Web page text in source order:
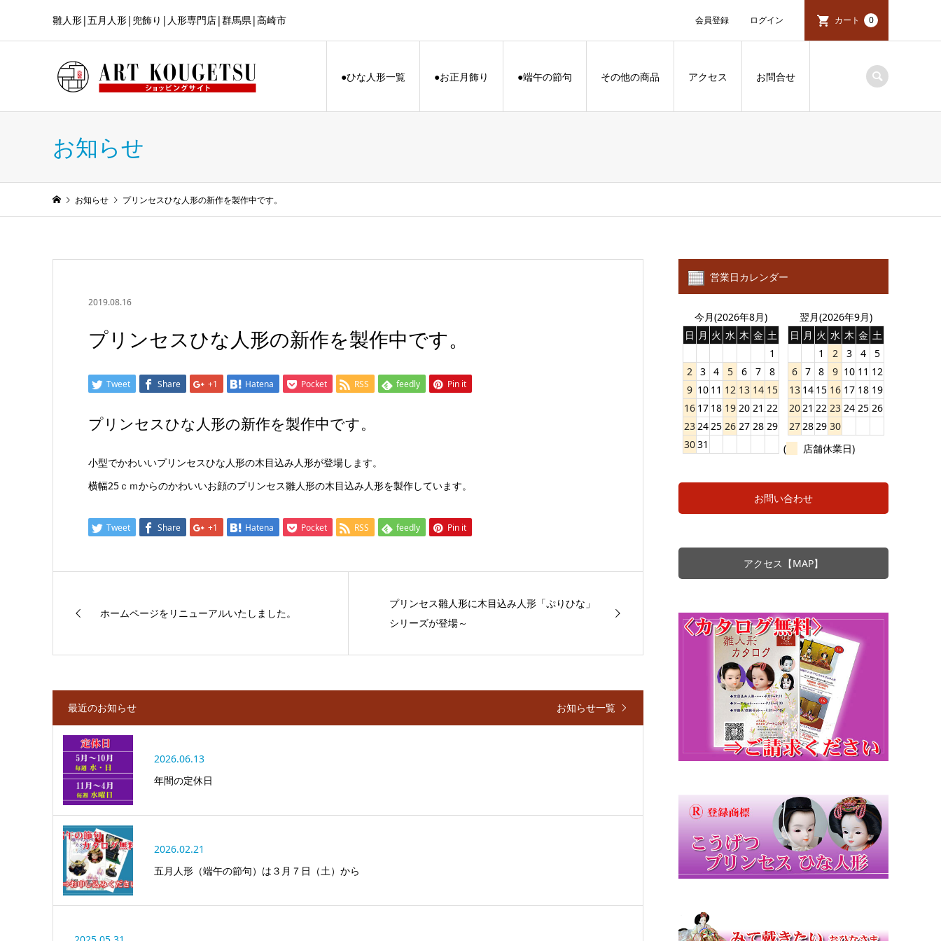
雛人形|五月人形|兜飾り|人形専門店|群馬県|高崎市 会員登録 ログイン カート 0
●ひな人形一覧 ●お正月飾り ●端午の節句 その他の商品 アクセス お問合せ
お知らせ
お知らせ プリンセスひな人形の新作を製作中です。
2019.08.16
プリンセスひな人形の新作を製作中です。
Tweet Share +1 Hatena Pocket RSS feedly Pin it
プリンセスひな人形の新作を製作中です。
小型でかわいいプリンセスひな人形の木目込み人形が登場します。
横幅25ｃｍからのかわいいお顔のプリンセス雛人形の木目込み人形を製作しています。
Tweet Share +1 Hatena Pocket RSS feedly Pin it
ホームページをリニューアルいたしました。
プリンセス雛人形に木目込み人形「ぷりひな」
シリーズが登場～
最近のお知らせ お知らせ一覧
2026.06.13
年間の定休日
2026.02.21
五月人形（端午の節句）は３月７日（土）から
営業日カレンダー
今月(2026年8月)
日 月 火 水 木 金 土
1
2 3 4 5 6 7
8
9 10 11 12 13 14 15
16 17 18 19 20 21 22
232425 26 27 28 29
3031
翌月(2026年9月)
日 月 火 水 木 金 土
1
2 3 4
5
6 7 8 9 10 11 12
13 14 15 16 17 18 19
2021 22 23 24 25 26
272829 30
(
店舗休業日)
お問い合わせ
アクセス【MAP】